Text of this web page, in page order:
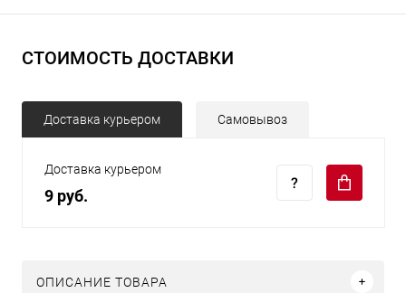
СТОИМОСТЬ ДОСТАВКИ
Доставка курьером Самовывоз
Доставка курьером
9 руб.
ОПИСАНИЕ ТОВАРА